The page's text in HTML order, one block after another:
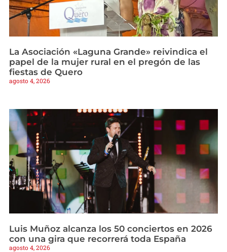
La Asociación «Laguna Grande» reivindica el
papel de la mujer rural en el pregón de las
fiestas de Quero
agosto 4, 2026
Luis Muñoz alcanza los 50 conciertos en 2026
con una gira que recorrerá toda España
agosto 4, 2026